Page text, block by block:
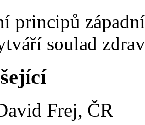
principů
soulad
Frej, ČR